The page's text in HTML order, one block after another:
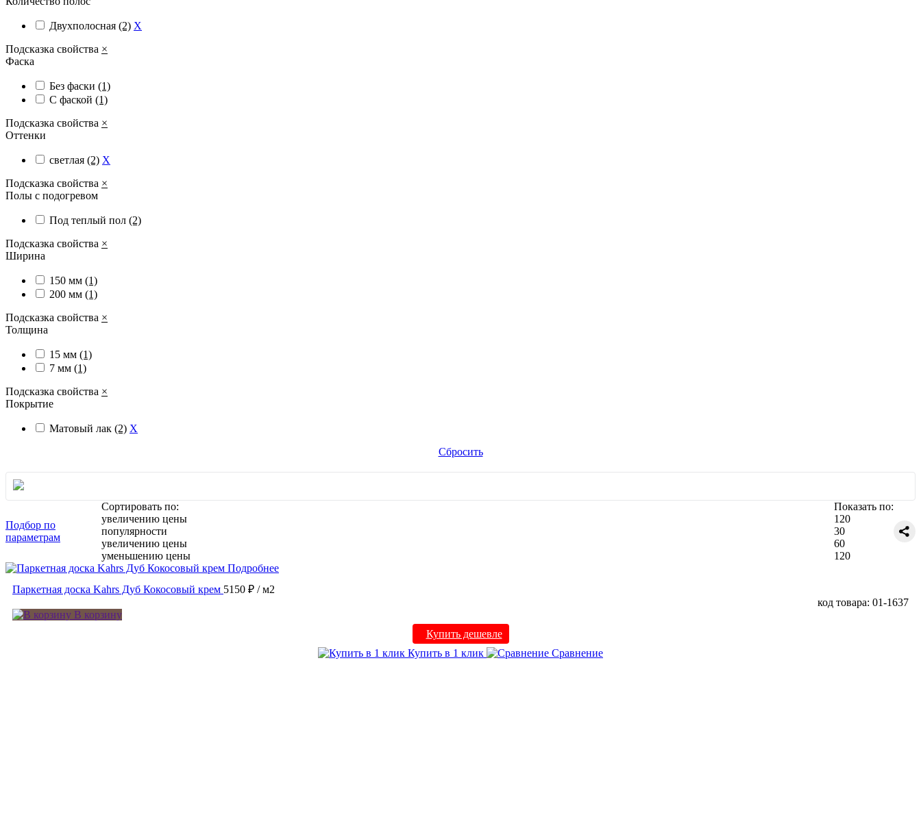
Двухполосная (2) X
Подсказка свойства ×
Фаска
Без фаски (1)
С фаской (1)
Подсказка свойства ×
Оттенки
светлая (2) X
Подсказка свойства ×
Полы с подогревом
Под теплый пол (2)
Подсказка свойства ×
Ширина
150 мм (1)
200 мм (1)
Подсказка свойства ×
Толщина
15 мм (1)
7 мм (1)
Подсказка свойства ×
Покрытие
Матовый лак (2) X
Сбросить
Подбор по
параметрам
Сортировать по:
увеличению цены
популярности
увеличению цены
уменьшению цены
Показать по:
120
30
60
120
Подробнее
Паркетная доска Kahrs Дуб Кокосовый крем 5150 ₽ / м2
код товара: 01-1637
В корзину
Купить дешевле
Купить в 1 клик
Сравнение